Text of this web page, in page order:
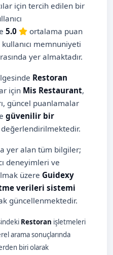
için tercih edilen bir
5.0
ortalama puan
memnuniyeti
yer almaktadır.
Restoran
için Mis Restaurant,
güncel puanlamalar
güvenilir bir
yer alan tüm bilgiler;
deneyimleri ve
üzere Guidexy
verileri sistemi
güncellenmektedir.
Restoran işletmeleri
arama sonuçlarında
biri olarak